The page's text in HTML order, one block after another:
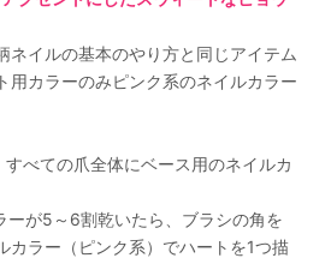
ネイルの基本のやり方と同じアイテム
用カラーのみピンク系のネイルカラー
べての爪全体にベース用のネイルカ
ーが5～6割乾いたら、ブラシの角を
カラー（ピンク系）でハートを1つ描